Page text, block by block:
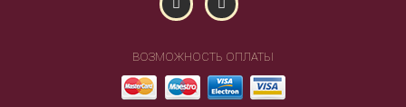
ВОЗМОЖНОСТЬ ОПЛАТЫ